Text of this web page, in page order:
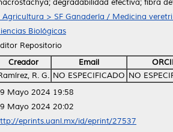
degradabilidad efectiva; fibra
Agricultura > SF Ganadería / Medicina
Biológicas
Repositorio
Creador Email
R. G. NO ESPECIFICADO NO
Mayo 2024 19:58
Mayo 2024 20:02
eprints.uanl.mx/id/eprint/27537